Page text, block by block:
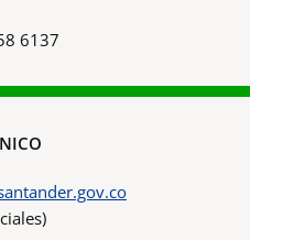
6137